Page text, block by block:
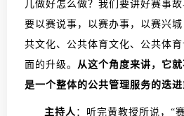
儿做好怎么做？我们要讲好赛事故
要以赛说事，以赛办事，以赛兴
共文化、公共体育文化、公共体
面的升级。 从这个角度来讲，它
是一个整体的公共管理服务的迭进
主持人 ：听完黄教授所说，“